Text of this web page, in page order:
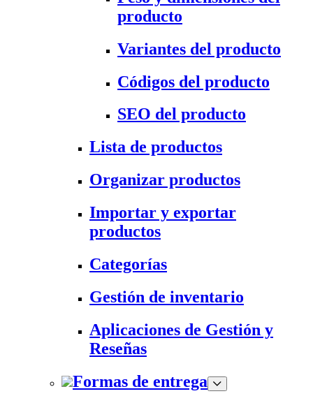
producto
Variantes del producto
Códigos del producto
SEO del producto
Lista de productos
Organizar productos
Importar y exportar
productos
Categorías
Gestión de inventario
Aplicaciones de Gestión y
Reseñas
Formas de entrega